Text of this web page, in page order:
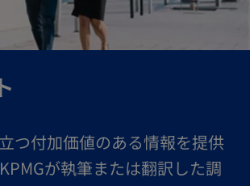
つ付加価値のある情報を提供
が執筆または翻訳した調